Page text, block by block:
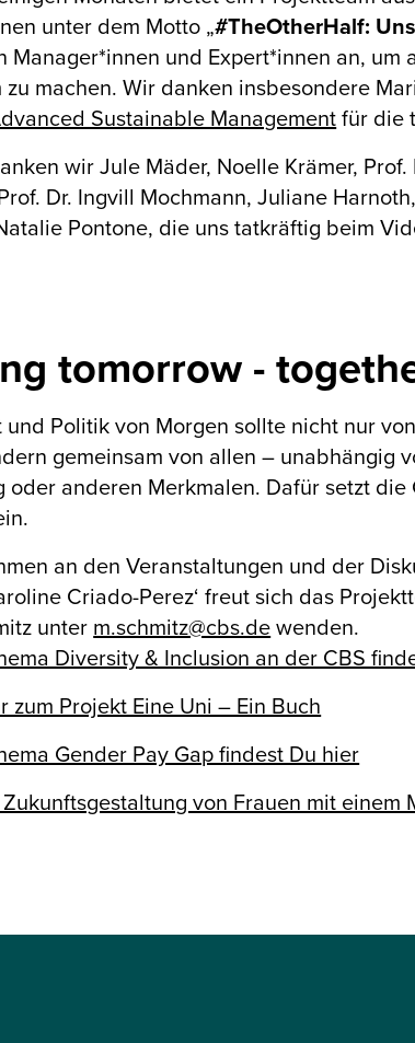
unter dem Motto „#TheOtherHalf:
Manager*innen und Expert*innen an, um
zu machen. Wir danken insbesondere
Sustainable Management für die
wir Jule Mäder, Noelle Krämer,
Dr. Ingvill Mochmann, Juliane
Pontone, die uns tatkräftig beim
tomorrow -
und Politik von Morgen sollte nicht nur
gemeinsam von allen – unabhängig
oder anderen Merkmalen. Dafür setzt
an den Veranstaltungen und der
Criado-Perez‘ freut sich das
unter m.schmitz@cbs.de wenden.
Diversity & Inclusion an der CBS
zum Projekt Eine Uni – Ein Buch
Gender Pay Gap findest Du hier
von Frauen mit